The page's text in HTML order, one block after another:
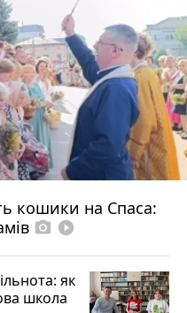
кошики на Спаса:
photo_camera play_circle_filled
як
школа